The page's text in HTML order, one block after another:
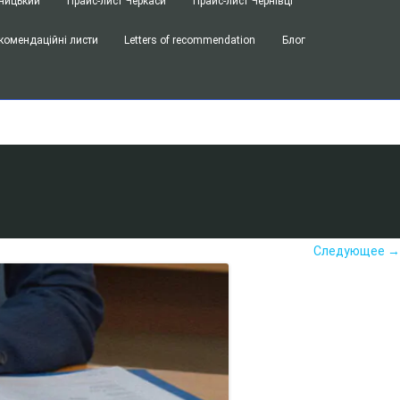
листи Letters of recommendation Блог
Следующее →